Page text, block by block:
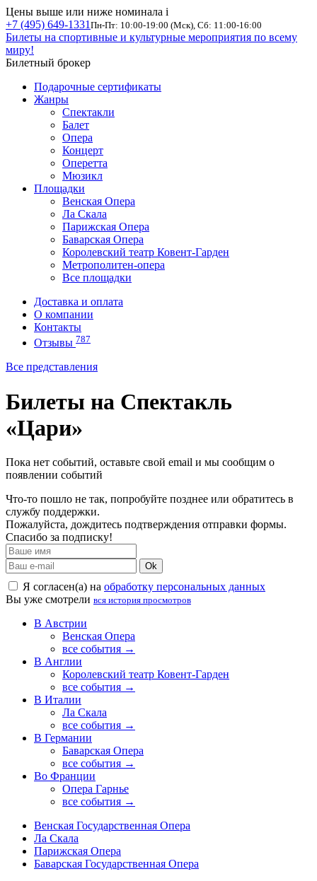
Цены выше или ниже номинала i
+7 (495) 649-1331 Пн-Пт: 10:00-19:00 (Мск), Сб: 11:00-16:00
Билеты на спортивные и культурные мероприятия по всему
миру!
Билетный брокер
Подарочные сертификаты
Жанры
Спектакли
Балет
Опера
Концерт
Оперетта
Мюзикл
Площадки
Венская Опера
Ла Скала
Парижская Опера
Баварская Опера
Королевский театр Ковент-Гарден
Метрополитен-опера
Все площадки
Доставка и оплата
О компании
Контакты
Отзывы 787
Все представления
Билеты на Спектакль
«Цари»
Пока нет событий, оставьте свой email и мы сообщим о
появлении событий
Что-то пошло не так, попробуйте позднее или обратитесь в
службу поддержки.
Пожалуйста, дождитесь подтверждения отправки формы.
Спасибо за подписку!
Ok
Я согласен(а) на обработку персональных данных
Вы уже смотрели вся история просмотров
В Австрии
Венская Опера
все события →
В Англии
Королевский театр Ковент-Гарден
все события →
В Италии
Ла Скала
все события →
В Германии
Баварская Опера
все события →
Во Франции
Опера Гарнье
все события →
Венская Государственная Опера
Ла Скала
Парижская Опера
Баварская Государственная Опера